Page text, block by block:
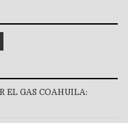
EL GAS COAHUILA: